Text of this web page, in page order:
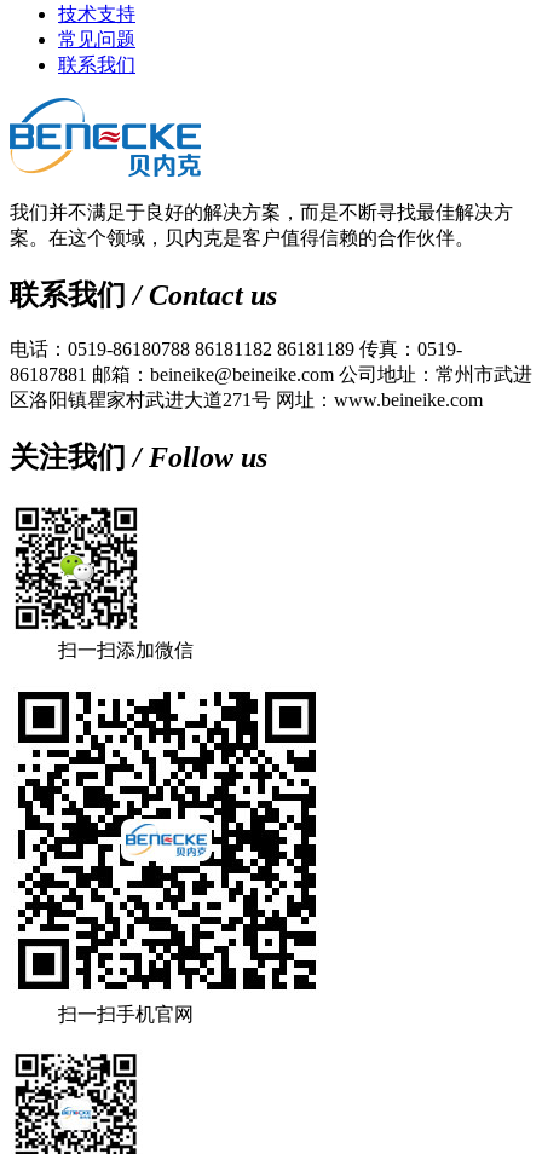
技术支持
常见问题
联系我们
我们并不满足于良好的解决方案，而是不断寻找最佳解决方
案。在这个领域，贝内克是客户值得信赖的合作伙伴。
联系我们 / Contact us
电话：0519-86180788 86181182 86181189 传真：0519-
86187881 邮箱：beineike@beineike.com 公司地址：常州市武进
区洛阳镇瞿家村武进大道271号 网址：www.beineike.com
关注我们 / Follow us
扫一扫添加微信
扫一扫手机官网